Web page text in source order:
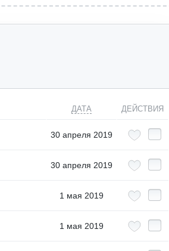
ДАТА ДЕЙСТВИЯ
30 апреля 2019
30 апреля 2019
1 мая 2019
1 мая 2019